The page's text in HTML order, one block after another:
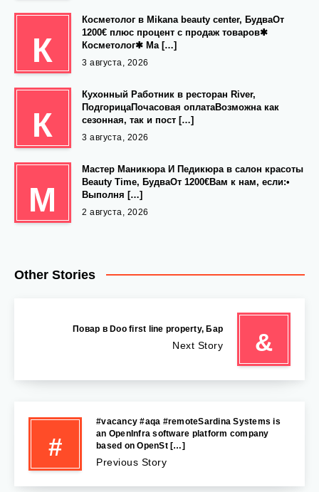
К
Косметолог в Mikana beauty center, БудваОт
1200€ плюс процент с продаж товаров✱
Косметолог✱ Ма […]
3 августа, 2026
К
Кухонный Работник в ресторан River,
ПодгорицаПочасовая оплатаВозможна как
сезонная, так и пост […]
3 августа, 2026
М
Мастер Маникюра И Педикюра в салон красоты
Beauty Time, БудваОт 1200€Вам к нам, если:•
Выполня […]
2 августа, 2026
Other Stories
&
‍ Повар в Doo first line property, Бар
Next Story
#
#vacancy #aqa #remoteSardina Systems is
an OpenInfra software platform company
based on OpenSt […]
Previous Story